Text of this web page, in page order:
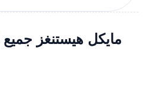
مايكل هيستنغز